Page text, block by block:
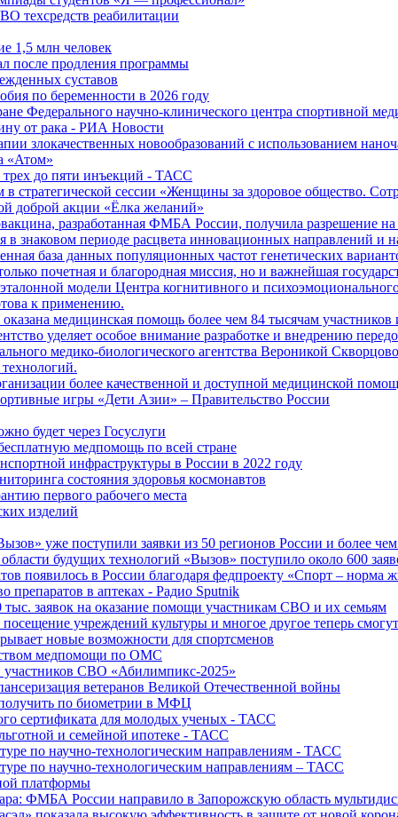
техсредств реабилитации
1,5 млн человек
после продления программы
суставов
по беременности в 2026 году
Федерального научно-клинического центра спортивной
от рака - РИА Новости
злокачественных новообразований с использованием
«Атом»
трех до пяти инъекций - ТАСС
сессии «Женщины за здоровое общество.
доброй акции «Ёлка желаний»
разработанная ФМБА России, получила разрешение на
знаковом периоде расцвета инновационных направлений и
база данных популяционных частот генетических
почетная и благородная миссия, но и важнейшая
модели Центра когнитивного и психоэмоционального
к применению.
медицинская помощь более чем 84 тысячам
уделяет особое внимание разработке и внедрению
медико-биологического агентства Вероникой
более качественной и доступной медицинской
игры «Дети Азии» – Правительство России
будет через Госуслуги
медпомощь по всей стране
инфраструктуры в России в 2022 году
состояния здоровья космонавтов
первого рабочего места
изделий
уже поступили заявки из 50 регионов России и более чем
будущих технологий «Вызов» поступило около 600
появилось в России благодаря федпроекту «Спорт – норма
препаратов в аптеках - Радио Sputnik
заявок на оказание помощи участникам СВО и их семьям
учреждений культуры и многое другое теперь
новые возможности для спортсменов
медпомощи по ОМС
участников СВО «Абилимпикс-2025»
ветеранов Великой Отечественной войны
по биометрии в МФЦ
сертификата для молодых ученых - ТАСС
и семейной ипотеке - ТАСС
по научно-технологическим направлениям - ТАСС
по научно-технологическим направлениям – ТАСС
платформы
ФМБА России направило в Запорожскую область